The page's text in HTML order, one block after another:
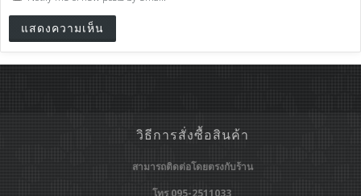
วิธีการสั่งซื้อสินค้า
สามารถติดต่อโดยตรงกับร้าน
โทร 095-2511033